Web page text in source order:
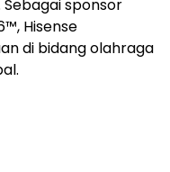
sponsor
Hisense
di bidang olahraga